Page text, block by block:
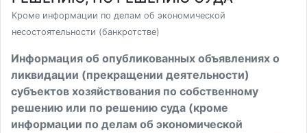
Кроме информации по делам об экономической
несостоятельности (банкротстве)
Информация об опубликованных объявлениях о
ликвидации (прекращении деятельности)
субъектов хозяйствования по собственному
решению или по решению суда (кроме
информации по делам об экономической